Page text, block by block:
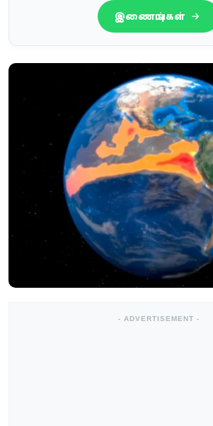
இணையுங்கள்
- ADVERTISEMENT -